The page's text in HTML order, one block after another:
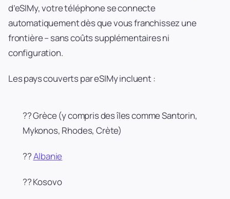
d’eSIMy, votre téléphone se connecte
automatiquement dès que vous franchissez une
frontière – sans coûts supplémentaires ni
configuration.
Les pays couverts par eSIMy incluent :
?? Grèce (y compris des îles comme Santorin,
Mykonos, Rhodes, Crète)
??Albanie
?? Kosovo